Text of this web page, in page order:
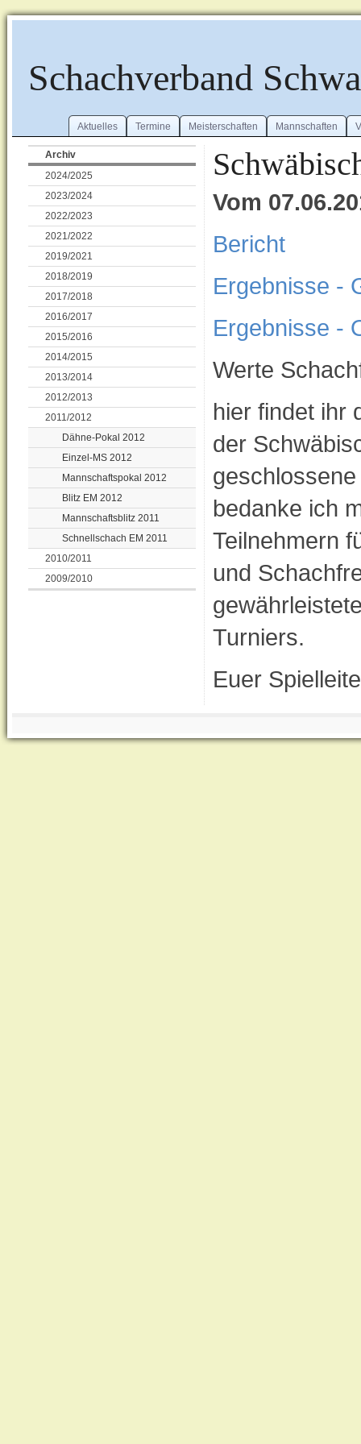
Schachverband
Aktuelles Termine Meisterschaften Mannschaften
Archiv
2024/2025
2023/2024
2022/2023
2021/2022
2019/2021
2018/2019
2017/2018
2016/2017
2015/2016
2014/2015
2013/2014
2012/2013
2011/2012
Dähne-Pokal 2012
Einzel-MS 2012
Mannschaftspokal 2012
Blitz EM 2012
Mannschaftsblitz 2011
Schnellschach EM 2011
2010/2011
2009/2010
Vom
Bericht
Ergebnisse -
Ergebnisse -
Werte
hier findet ihr
der
bedanke ich
Teilnehmern
und
Turniers.
Euer